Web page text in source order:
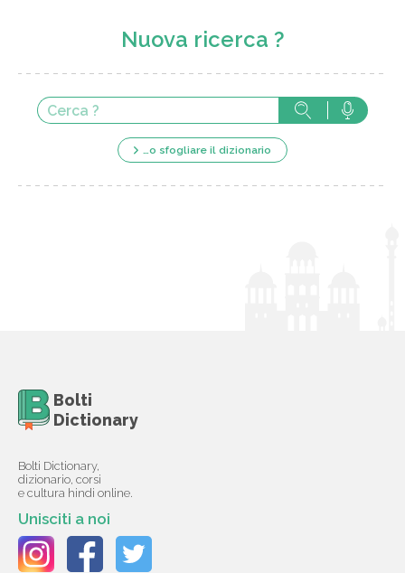
Nuova ricerca ?
…o sfogliare il dizionario
Bolti
Dictionary
Bolti Dictionary,
dizionario, corsi
e cultura hindi online.
Unisciti a noi